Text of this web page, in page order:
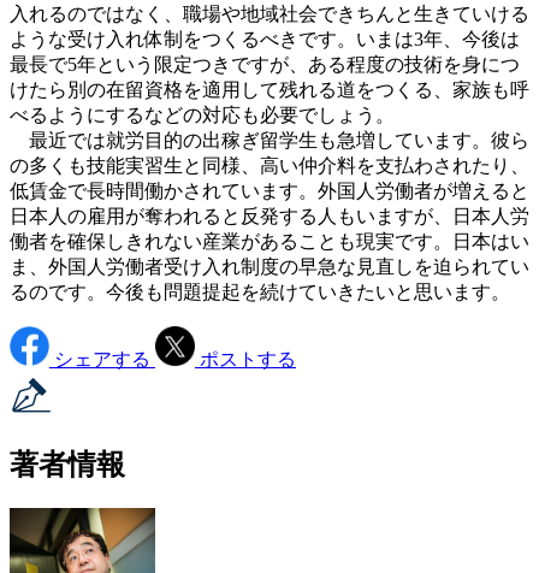
入れるのではなく、職場や地域社会できちんと生きていける
ような受け入れ体制をつくるべきです。いまは3年、今後は
最長で5年という限定つきですが、ある程度の技術を身につ
けたら別の在留資格を適用して残れる道をつくる、家族も呼
べるようにするなどの対応も必要でしょう。
最近では就労目的の出稼ぎ留学生も急増しています。彼ら
の多くも技能実習生と同様、高い仲介料を支払わされたり、
低賃金で長時間働かされています。外国人労働者が増えると
日本人の雇用が奪われると反発する人もいますが、日本人労
働者を確保しきれない産業があることも現実です。日本はい
ま、外国人労働者受け入れ制度の早急な見直しを迫られてい
るのです。今後も問題提起を続けていきたいと思います。
シェアする ポストする
著者情報